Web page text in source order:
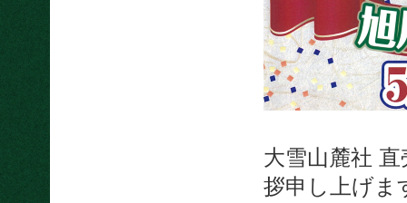
大雪山麓社
拶申し上げま